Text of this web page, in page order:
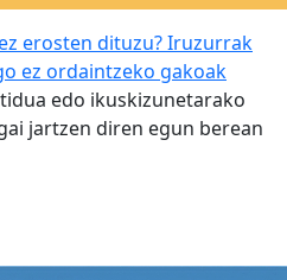
erosten dituzu? Iruzurrak
ez ordaintzeko gakoak
edo ikuskizunetarako
jartzen diren egun berean